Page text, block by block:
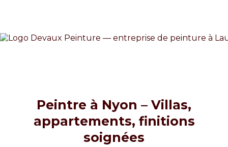
Peintre à Nyon – Villas,
appartements, finitions
soignées